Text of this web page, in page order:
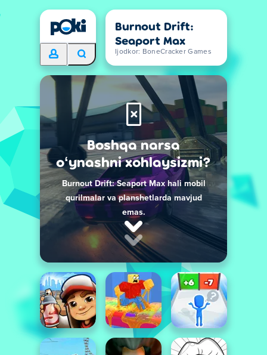
Burnout Drift:
Seaport Max
Ijodkor: BoneCracker Games
Boshqa narsa
oʻynashni xohlaysizmi?
Burnout Drift: Seaport Max hali mobil
qurilmalar va planshetlarda mavjud
emas.